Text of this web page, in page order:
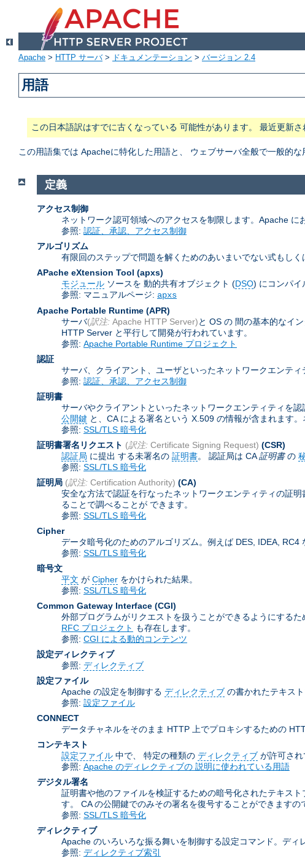
Apache > HTTP サーバ> ドキュメンテーション > バージョン 2.4
用語
この日本語訳はすでに古くなっている 可能性があります。 最近更新
この用語集では Apacheに特化した用語と、 ウェブサーバ全般で一般的
定義
アクセス制御
ネットワーク認可領域へのアクセスを制限します。Apache に
参照: 認証、承認、アクセス制御
アルゴリズム
有限回のステップで問題を解くためのあいまいでない式もし
APache eXtension Tool (apxs)
モジュール ソースを 動的共有オブジェクト (DSO) にコンパイ
参照: マニュアルページ: apxs
Apache Portable Runtime (APR)
サーバ(訳注: Apache HTTP Server)と OS の 間の基本的なイ
HTTP Server と平行して開発が行われています。
参照: Apache Portable Runtime プロジェクト
認証
サーバ、クライアント、ユーザといったネットワークエンティ
参照: 認証、承認、アクセス制御
証明書
サーバやクライアントといったネットワークエンティティを
公開鍵 と、CA による署名という X.509 の情報が含まれます
参照: SSL/TLS 暗号化
証明書署名リクエスト (訳注: Certificate Signing Request) (CSR)
認証局 に提出 する未署名の 証明書。 認証局は CA証明書の
参照: SSL/TLS 暗号化
証明局 (訳注: Certification Authority) (CA)
安全な方法で認証を行なったネットワークエンティティの証
ることで調べることが できます。
参照: SSL/TLS 暗号化
Cipher
データ暗号化のためのアルゴリズム。例えば DES, IDEA, RC4
参照: SSL/TLS 暗号化
暗号文
平文 が Cipher をかけられた結果。
参照: SSL/TLS 暗号化
Common Gateway Interface (CGI)
外部プログラムがリクエストを扱うことができるようにする
RFC プロジェクト も存在します。
参照: CGI による動的コンテンツ
設定ディレクティブ
参照: ディレクティブ
設定ファイル
Apache の設定を制御する ディレクティブ の書かれたテキスト
参照: 設定ファイル
CONNECT
データチャネルをそのまま HTTP 上でプロキシするための
コンテキスト
設定ファイル 中で、 特定の種類の ディレクティブ が許可され
参照: Apache のディレクティブの 説明に使われている用語
デジタル署名
証明書や他のファイルを検証するための暗号化されたテキスト
す。 CA の公開鍵でのみその署名を復号することができますの
参照: SSL/TLS 暗号化
ディレクティブ
Apache のいろいろな振る舞いを制御する設定コマンド。ディ
参照: ディレクティブ索引